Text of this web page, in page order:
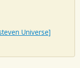
Universe]